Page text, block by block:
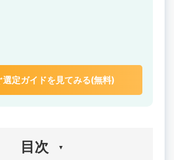
選定ガイドを見てみる(無料)
目次